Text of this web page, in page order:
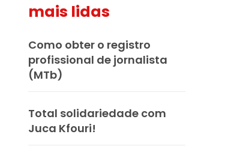
mais lidas
Como obter o registro
profissional de jornalista
(MTb)
Total solidariedade com
Juca Kfouri!